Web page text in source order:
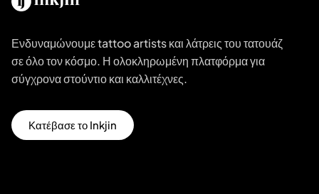
Ενδυναμώνουμε tattoo artists και λάτρεις του τατουάζ
σε όλο τον κόσμο. Η ολοκληρωμένη πλατφόρμα για
σύγχρονα στούντιο και καλλιτέχνες.
Κατέβασε το Inkjin